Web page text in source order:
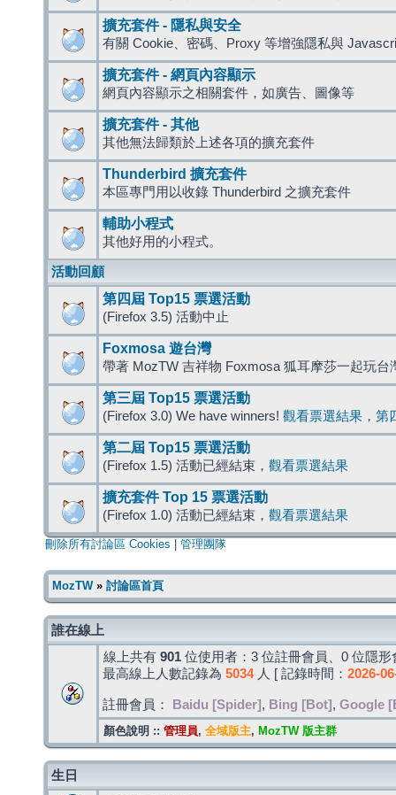
擴充套件 - 隱私與安全
有關 Cookie、密碼、Proxy 等增強隱私與
擴充套件 - 網頁內容顯示
網頁內容顯示之相關套件，如廣告、圖像等
擴充套件 - 其他
其他無法歸類於上述各項的擴充套件
Thunderbird 擴充套件
本區專門用以收錄 Thunderbird 之擴充套件
輔助小程式
其他好用的小程式。
活動回顧
第四屆 Top15 票選活動
(Firefox 3.5) 活動中止
Foxmosa 遊台灣
帶著 MozTW 吉祥物 Foxmosa 狐耳摩莎一起玩台
第三屆 Top15 票選活動
(Firefox 3.0) We have winners! 觀看票選結果 ， 第
第二屆 Top15 票選活動
(Firefox 1.5) 活動已經結束， 觀看票選結果
擴充套件 Top 15 票選活動
(Firefox 1.0) 活動已經結束， 觀看票選結果
刪除所有討論區 Cookies 管理團隊
MozTW» 討論區首頁
誰在線上
線上共有 901 位使用者：3 位註冊會員、0 位隱
最高線上人數記錄為 5034人 [ 記錄時間： 2026-
註冊會員： Baidu [Spider] , Bing [Bot] , Google
顏色說明 :: 管理員, 全域版主, MozTW 版主群
生日